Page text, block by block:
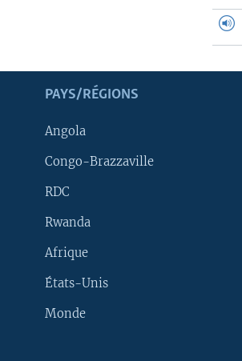
PAYS/RÉGIONS
Angola
Congo-Brazzaville
RDC
Rwanda
Afrique
États-Unis
Monde